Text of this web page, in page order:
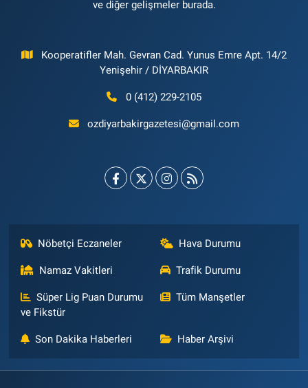
ve diğer gelişmeler burada.
Kooperatifler Mah. Gevran Cad. Yunus Emre Apt. 14/2
Yenişehir / DİYARBAKIR
0 (412) 229-2105
ozdiyarbakirgazetesi@gmail.com
Nöbetçi Eczaneler Hava Durumu
Namaz Vakitleri Trafik Durumu
Süper Lig Puan Durumu
ve Fikstür
Tüm Manşetler
Son Dakika Haberleri Haber Arşivi